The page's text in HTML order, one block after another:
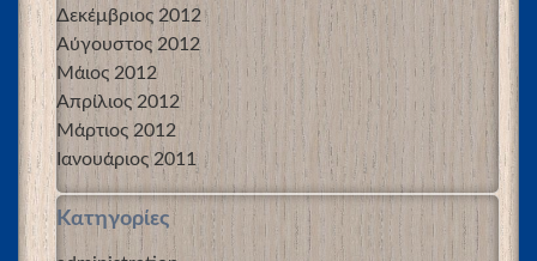
Δεκέμβριος 2012
Αύγουστος 2012
Μάιος 2012
Απρίλιος 2012
Μάρτιος 2012
Ιανουάριος 2011
Kατηγορίες